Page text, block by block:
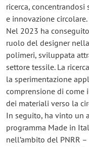
ricerca,
e innovazione circolare.
Nel 2023 ha
ruolo del designer
polimeri, sviluppata
settore tessile. La
la sperimentazione
comprensione di come
dei materiali verso la
In seguito, ha vinto un
programma Made in
nell’ambito del PNRR